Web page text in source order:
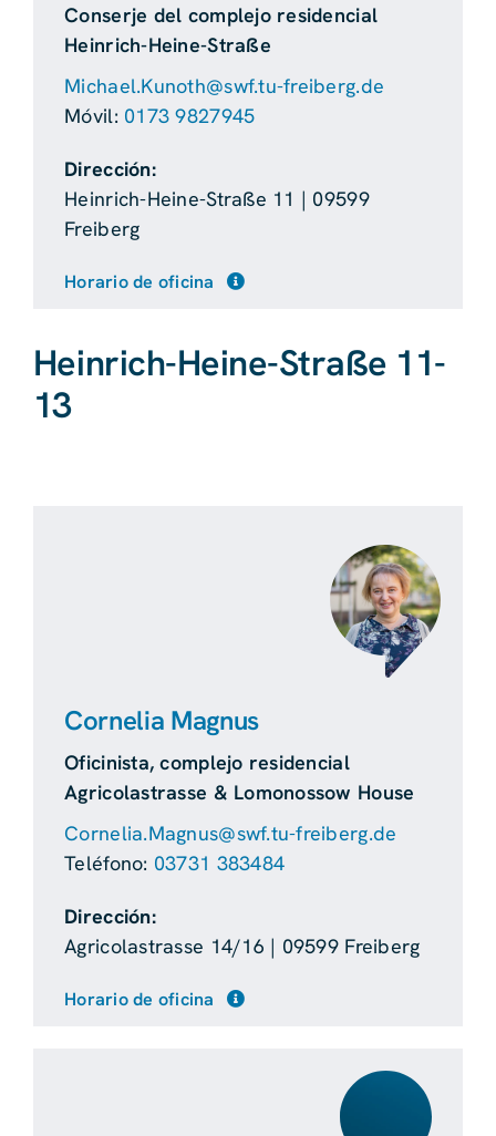
Heinrich-Heine-Straße 11-
13
Conserje del complejo residencial
Heinrich-Heine-Straße
Michael.Kunoth@swf.tu-freiberg.de
Móvil: 0173 9827945
Dirección:
Heinrich-Heine-Straße 11 | 09599
Freiberg
Horario de oficina
Cornelia Magnus
Oficinista, complejo residencial
Agricolastrasse & Lomonossow House
Cornelia.Magnus@swf.tu-freiberg.de
Teléfono: 03731 383484
Dirección:
Agricolastrasse 14/16 | 09599 Freiberg
Horario de oficina